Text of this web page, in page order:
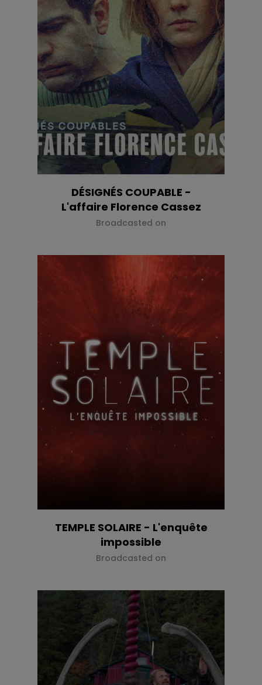
DÉSIGNÉS COUPABLE -
L'affaire Florence Cassez
Broadcasted on
TEMPLE SOLAIRE - L'enquête
impossible
Broadcasted on